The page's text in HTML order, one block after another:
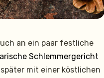
an ein paar festliche
Schlemmergericht
mit einer köstlichen